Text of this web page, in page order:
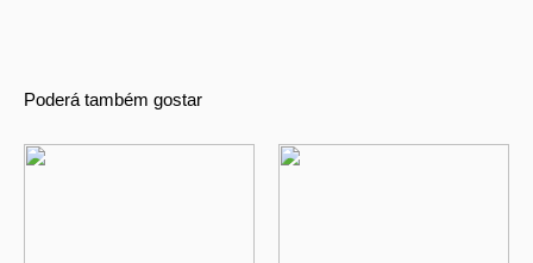
Poderá também gostar